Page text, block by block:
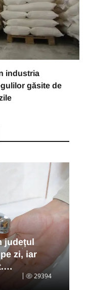
industria
găsite de
județul
zi, iar
29394